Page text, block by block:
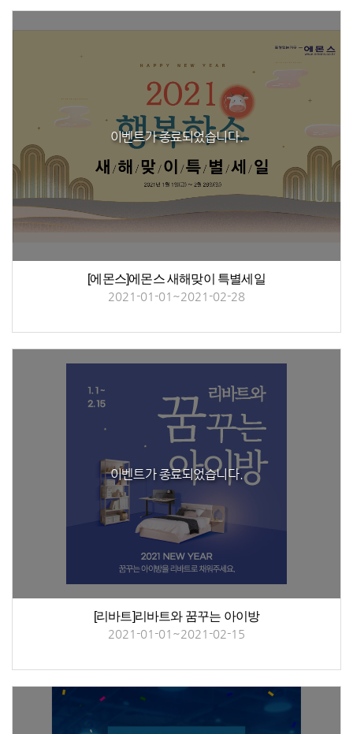
이벤트가 종료되었습니다.
[에몬스]에몬스 새해맞이 특별세일
2021-01-01~2021-02-28
이벤트가 종료되었습니다.
[리바트]리바트와 꿈꾸는 아이방
2021-01-01~2021-02-15